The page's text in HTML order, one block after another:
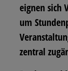
eignen sich
um
zentral